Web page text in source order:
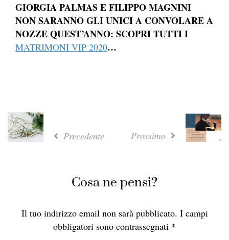
GIORGIA PALMAS E FILIPPO MAGNINI
NON SARANNO GLI UNICI A CONVOLARE A
NOZZE QUEST’ANNO: SCOPRI TUTTI I
MATRIMONI VIP 2020…
Precedente Prossimo
Cosa ne pensi?
Il tuo indirizzo email non sarà pubblicato. I campi
obbligatori sono contrassegnati *